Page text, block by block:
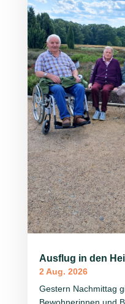
Ausflug in den
2 Aug. 2026
Gestern Nachmittag